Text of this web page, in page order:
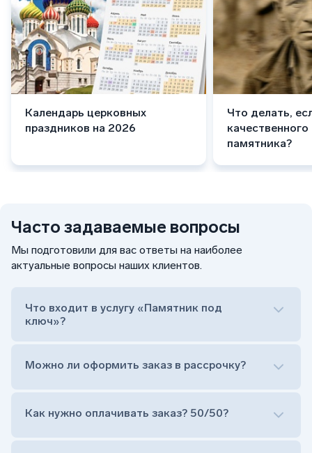
Календарь церковных
праздников на 2026
Что делать,
памятника?
Часто задаваемые вопросы
Мы подготовили для вас ответы на наиболее
актуальные вопросы наших клиентов.
Что входит в услугу «Памятник под
ключ»?
Сам комплект памятника:
Можно ли оформить заказ в рассрочку?
Как нужно оплачивать заказ? 50/50?